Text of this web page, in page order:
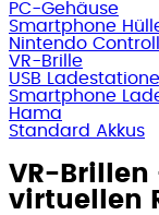
PC-Gehäuse
Smartphone
Nintendo
VR-Brille
USB
Smartphone
Hama
Standard Akkus
VR-
virtuellen